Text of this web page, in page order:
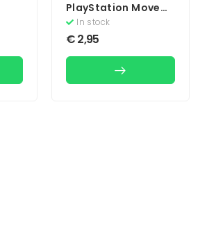
PlayStation Move
Starter Disc
(Zonder Boekje)
(Move)
In stock
€2,95